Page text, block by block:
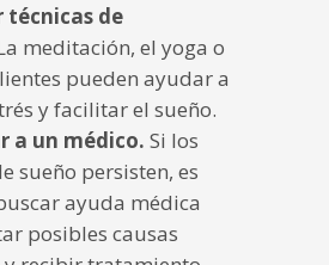
técnicas de
meditación, el yoga o
pueden ayudar a
y facilitar el sueño.
a un médico. Si los
sueño persisten, es
ayuda médica
posibles causas